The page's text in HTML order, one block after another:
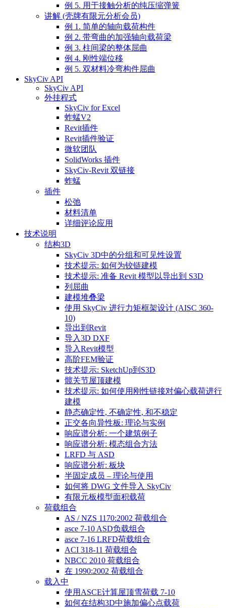
例 5. 用于接触分析的纯压缩弹簧
讲解 (壳牌有限元分析会员)
例 1. 简单的轴向载荷构件
例 2. 带弯曲的加强轴向载荷梁
例 3. 柱间梁的整体屈曲
例 4. 刚性端位移
例 5. 双材料冷弯构件屈曲
SkyCiv API
SkyCiv API
外挂程式
SkyCiv for Excel
蚱蜢V2
Revit插件
Revit插件验证
微软团队
SolidWorks 插件
SkyCiv-Revit 双链接
蚱蜢
插件
松弛
材料清单
详细评论应用
技术说明
结构3D
SkyCiv 3D中的分组和可见性设置
技术提示: 如何为铰链建模
技术提示: 准备 Revit 模型以导出到 S3D
列屈曲
建模堆叠梁
使用 SkyCiv 进行力矩框架设计 (AISC 360-
10)
导出到Revit
导入3D DXF
导入Revit模型
高阶FEM验证
技术提示: SketchUp到S3D
髋关节屋顶建模
技术提示: 如何使用刚性链接对偏心载荷进行
建模
静态确定性, 不确定性, 和不稳定
正交各向异性板: 理论与实例
响应谱分析: 一个建筑例子
响应谱分析: 模态组合方法
LRFD 与 ASD
响应谱分析: 板块
半固定成员 – 理论与使用
如何将 DWG 文件导入 SkyCiv
有限元板模型面积载荷
荷载组合
AS / NZS 1170:2002 荷载组合
asce 7-10 ASD负载组合
asce 7-16 LRFD荷载组合
ACI 318-11 荷载组合
NBCC 2010 荷载组合
在 1990:2002 荷载组合
载入中
使用ASCE计算屋顶雪荷载 7-10
如何在结构3D中施加偏心点载荷